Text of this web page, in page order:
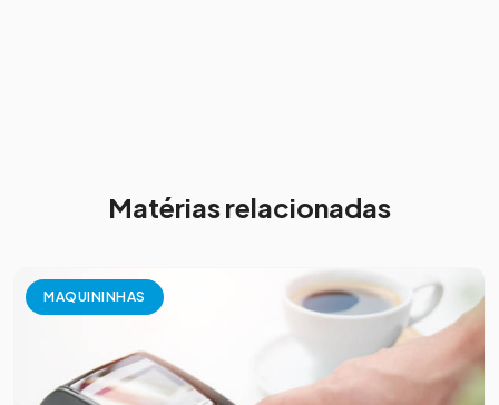
Matérias relacionadas
MAQUININHAS